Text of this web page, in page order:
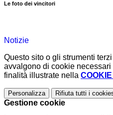
Le foto dei vincitori
Notizie
Questo sito o gli strumenti
avvalgono di cookie
finalità illustrate nella
Personalizza Rifiuta tutti i
Gestione cookie